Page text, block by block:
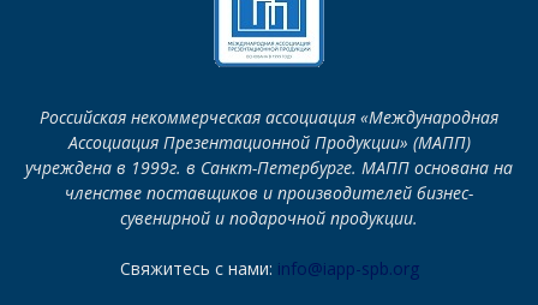
Российская некоммерческая ассоциация «Международная
Ассоциация Презентационной Продукции» (МАПП)
учреждена в 1999г. в Санкт-Петербурге. МАПП основана на
членстве поставщиков и производителей бизнес-
сувенирной и подарочной продукции.
Свяжитесь с нами: info@iapp-spb.org